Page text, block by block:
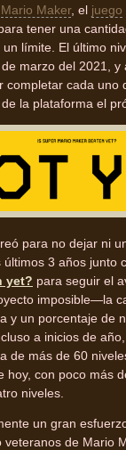
Mario Maker, el juego
tener una
límite. El último
marzo del 2021, y
completar cada uno
la plataforma el
para no dejar ni
últimos 3 años junto
yet? para seguir el
imposible—la
y un porcentaje de
a inicios de
de más de 60
hoy, con poco más
niveles.
un gran
veteranos de Mario